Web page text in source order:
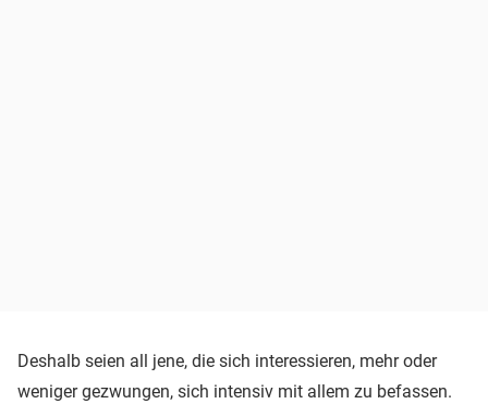
Deshalb seien all jene, die sich interessieren, mehr oder
weniger gezwungen, sich intensiv mit allem zu befassen.